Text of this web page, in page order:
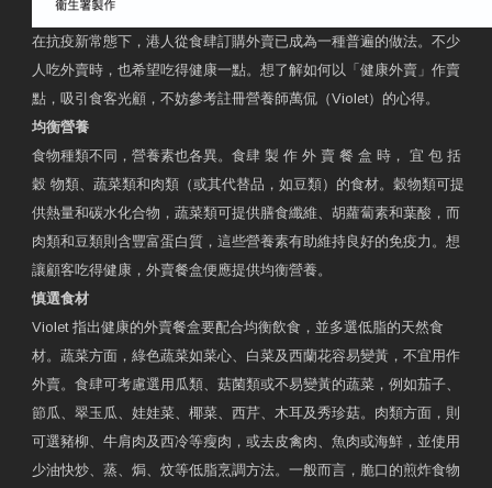
在抗疫新常態下，港人從食肆訂購外賣已成為一種普遍的做法。不少
人吃外賣時，也希望吃得健康一點。想了解如何以「健康外賣」作賣
點，吸引食客光顧，不妨參考註冊營養師萬侃（Violet）的心得。
均衡營養
食物種類不同，營養素也各異。食肆 製 作 外 賣 餐 盒 時， 宜 包 括
穀 物類、蔬菜類和肉類（或其代替品，如豆類）的食材。穀物類可提
供熱量和碳水化合物，蔬菜類可提供膳食纖維、胡蘿蔔素和葉酸，而
肉類和豆類則含豐富蛋白質，這些營養素有助維持良好的免疫力。想
讓顧客吃得健康，外賣餐盒便應提供均衡營養。
慎選食材
Violet 指出健康的外賣餐盒要配合均衡飲食，並多選低脂的天然食
材。蔬菜方面，綠色蔬菜如菜心、白菜及西蘭花容易變黃，不宜用作
外賣。食肆可考慮選用瓜類、菇菌類或不易變黃的蔬菜，例如茄子、
節瓜、翠玉瓜、娃娃菜、椰菜、西芹、木耳及秀珍菇。肉類方面，則
可選豬柳、牛肩肉及西冷等瘦肉，或去皮禽肉、魚肉或海鮮，並使用
少油快炒、蒸、焗、炆等低脂烹調方法。一般而言，脆口的煎炸食物